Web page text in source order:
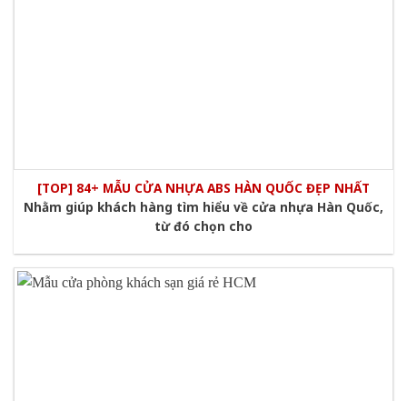
[TOP] 84+ MẪU CỬA NHỰA ABS HÀN QUỐC ĐẸP NHẤT
Nhằm giúp khách hàng tìm hiểu về cửa nhựa Hàn Quốc,
từ đó chọn cho